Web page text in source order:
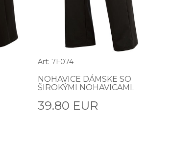
Art: 7F074
NOHAVICE DÁMSKE SO
ŠIROKÝMI NOHAVICAMI.
39.80 EUR